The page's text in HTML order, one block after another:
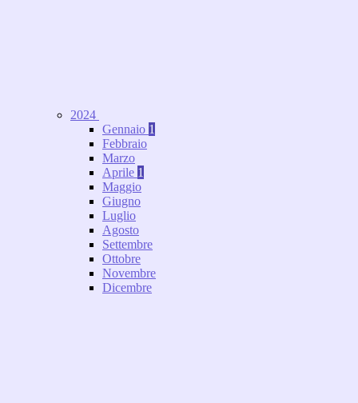
2024
Gennaio 1
Febbraio
Marzo
Aprile 1
Maggio
Giugno
Luglio
Agosto
Settembre
Ottobre
Novembre
Dicembre